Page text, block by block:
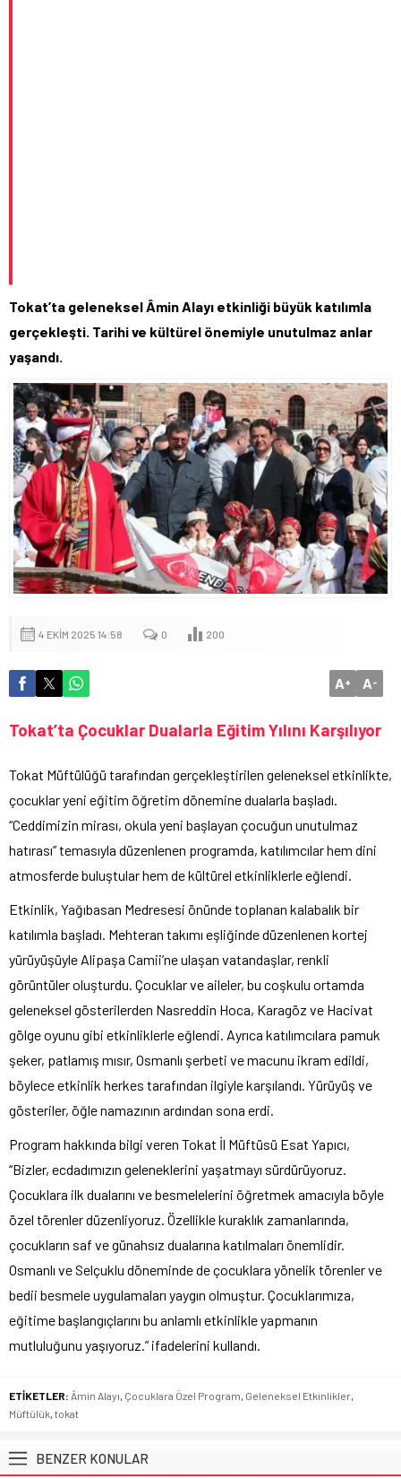
Tokat’ta geleneksel Âmin Alayı etkinliği büyük katılımla
gerçekleşti. Tarihi ve kültürel önemiyle unutulmaz anlar
yaşandı.
4 EKIM 2025 14:58 0 200
A+ A-
Tokat’ta Çocuklar Dualarla Eğitim Yılını Karşılıyor
Tokat Müftülüğü tarafından gerçekleştirilen geleneksel etkinlikte,
çocuklar yeni eğitim öğretim dönemine dualarla başladı.
“Ceddimizin mirası, okula yeni başlayan çocuğun unutulmaz
hatırası” temasıyla düzenlenen programda, katılımcılar hem dini
atmosferde buluştular hem de kültürel etkinliklerle eğlendi.
Etkinlik, Yağıbasan Medresesi önünde toplanan kalabalık bir
katılımla başladı. Mehteran takımı eşliğinde düzenlenen kortej
yürüyüşüyle Alipaşa Camii’ne ulaşan vatandaşlar, renkli
görüntüler oluşturdu. Çocuklar ve aileler, bu coşkulu ortamda
geleneksel gösterilerden Nasreddin Hoca, Karagöz ve Hacivat
gölge oyunu gibi etkinliklerle eğlendi. Ayrıca katılımcılara pamuk
şeker, patlamış mısır, Osmanlı şerbeti ve macunu ikram edildi,
böylece etkinlik herkes tarafından ilgiyle karşılandı. Yürüyüş ve
gösteriler, öğle namazının ardından sona erdi.
Program hakkında bilgi veren Tokat İl Müftüsü Esat Yapıcı,
“Bizler, ecdadımızın geleneklerini yaşatmayı sürdürüyoruz.
Çocuklara ilk dualarını ve besmelelerini öğretmek amacıyla böyle
özel törenler düzenliyoruz. Özellikle kuraklık zamanlarında,
çocukların saf ve günahsız dualarına katılmaları önemlidir.
Osmanlı ve Selçuklu döneminde de çocuklara yönelik törenler ve
bedii besmele uygulamaları yaygın olmuştur. Çocuklarımıza,
eğitime başlangıçlarını bu anlamlı etkinlikle yapmanın
mutluluğunu yaşıyoruz.” ifadelerini kullandı.
ETİKETLER: Âmin Alayı, Çocuklara Özel Program, Geleneksel Etkinlikler,
Müftülük, tokat
BENZER KONULAR